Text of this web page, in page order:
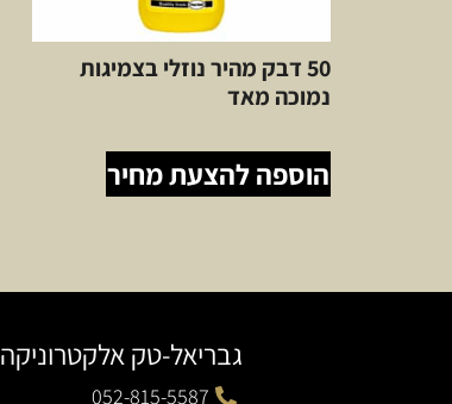
50 דבק מהיר נוזלי בצמיגות
נמוכה מאד
הוספה להצעת מחיר
גבריאל-טק אלקטרוניקה
052-815-5587